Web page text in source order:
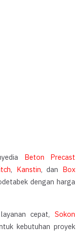
Beton Precast
, Kanstin, dan Box
dengan harga
cepat, Sokon
kebutuhan proyek